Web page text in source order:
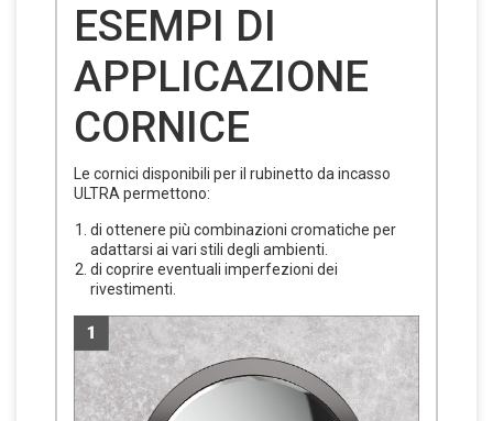
ESEMPI DI
APPLICAZIONE
CORNICE
Le cornici disponibili per il rubinetto da incasso
ULTRA permettono:
di ottenere più combinazioni cromatiche per
adattarsi ai vari stili degli ambienti.
di coprire eventuali imperfezioni dei
rivestimenti.